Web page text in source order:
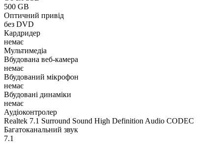
500 GB
Оптичний привід
без DVD
Кардридер
немає
Мультимедіа
Вбудована веб-камера
немає
Вбудований мікрофон
немає
Вбудовані динаміки
немає
Аудіоконтролер
Realtek 7.1 Surround Sound High Definition Audio CODEC
Багатоканальний звук
7.1